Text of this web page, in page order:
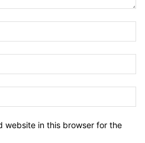
website in this browser for the